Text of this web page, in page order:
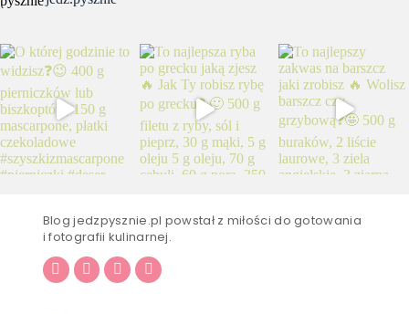
Blog jedzpysznie.pl powstał z miłości do gotowania
i fotografii kulinarnej.